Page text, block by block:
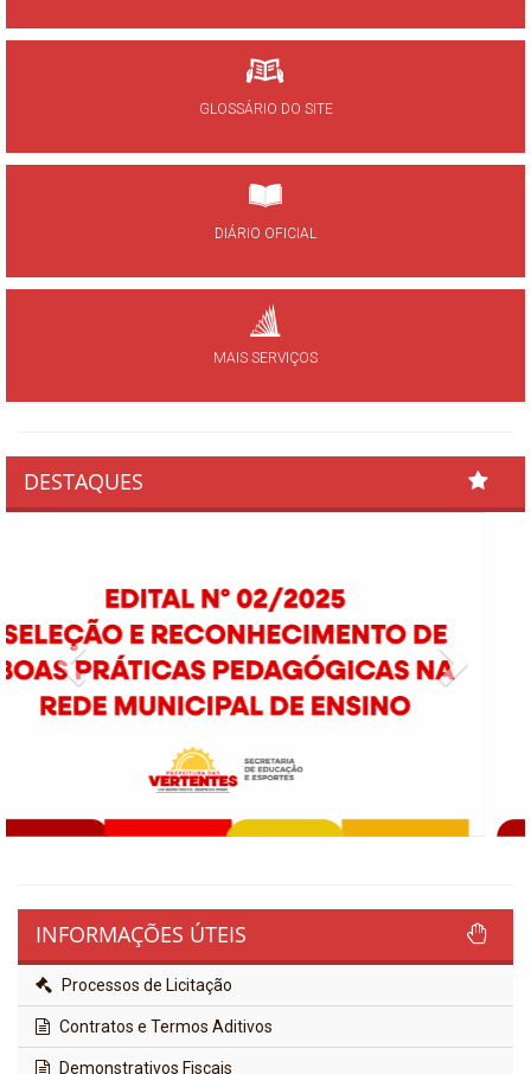
GLOSSÁRIO DO SITE
DIÁRIO OFICIAL
MAIS SERVIÇOS
DESTAQUES
Previous
INFORMAÇÕES ÚTEIS
Processos de Licitação
Contratos e Termos Aditivos
Demonstrativos Fiscais